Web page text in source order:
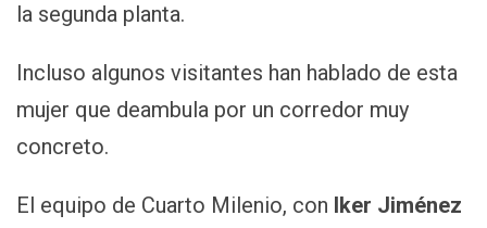
la segunda planta.
Incluso algunos visitantes han hablado de esta
mujer que deambula por un corredor muy
concreto.
El equipo de Cuarto Milenio, con Iker Jiménez